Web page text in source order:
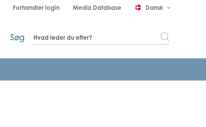
Forhandler login Media Database Dansk keyboard_arrow_down
Søg